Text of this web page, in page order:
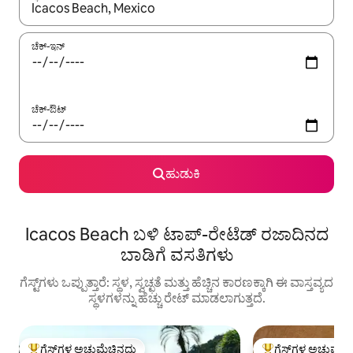
ಫಲಿತಾಂಶಗಳು ಲಭ್ಯವಿರುವಾಗ, ಅಪ್ ಮತ್ತು ಡೌನ್ ಬಾಣದ ಕೀಲಿಗಳೊಂದಿಗೆ
ಚೆಕ್-ಇನ್
ಚೆಕ್-ಔಟ್
ಹುಡುಕಿ
Icacos Beach ಬಳಿ ಟಾಪ್-ರೇಟೆಡ್ ರಜಾದಿನದ
ಬಾಡಿಗೆ ವಸತಿಗಳು
ಗೆಸ್ಟ್‌ಗಳು ಒಪ್ಪುತ್ತಾರೆ: ಸ್ಥಳ, ಸ್ವಚ್ಛತೆ ಮತ್ತು ಹೆಚ್ಚಿನ ಕಾರಣಕ್ಕಾಗಿ ಈ ವಾಸ್ತವ್ಯದ
ಸ್ಥಳಗಳನ್ನು ಹೆಚ್ಚು ರೇಟ್ ಮಾಡಲಾಗುತ್ತದೆ.
ಗೆಸ್ಟ್‌ಗಳ ಅಚ್ಚುಮೆಚ್ಚಿನದು ಗೆಸ್ಟ್‌ಗಳ